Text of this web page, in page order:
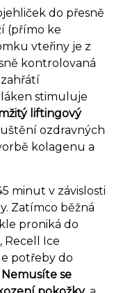
do přesně
(přímo ke
vteřiny je z
kontrolovaná
stimuluje
liftingový
ozdravných
kolagenu a
minut v závislosti
Zatímco běžná
proniká do
Recell Ice
potřeby do
Nemusíte se